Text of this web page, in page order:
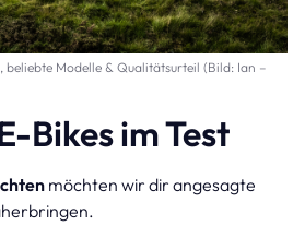
Modelle & Qualitätsurteil (Bild: Ian –
Bikes im Test
möchten wir dir angesagte